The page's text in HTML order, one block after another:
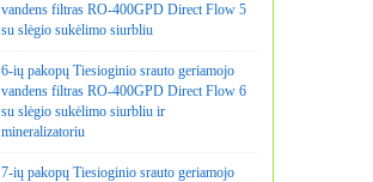
vandens filtras RO-400GPD Direct Flow 5
su slėgio sukėlimo siurbliu
6-ių pakopų Tiesioginio srauto geriamojo
vandens filtras RO-400GPD Direct Flow 6
su slėgio sukėlimo siurbliu ir
mineralizatoriu
7-ių pakopų Tiesioginio srauto geriamojo